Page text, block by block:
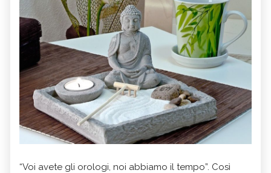
“Voi avete gli orologi, noi abbiamo il tempo”. Così